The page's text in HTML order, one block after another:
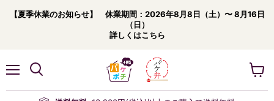
【夏季休業のお知らせ】 休業期間：2026年8月8日（土）〜 8月16日
（日）
詳しくはこちら
ニ
ー